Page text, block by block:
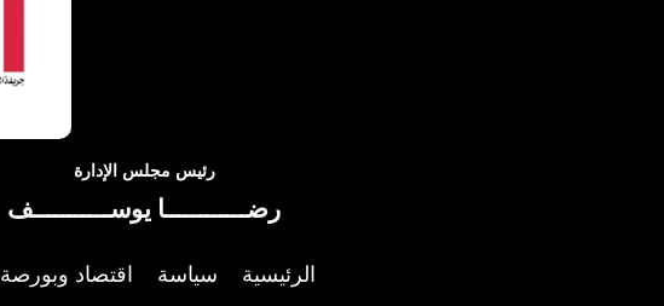
رئيس مجلس الإدارة
رضــــــــــــا يوســـــــــــف
الرئيسية سياسة اقتصاد وبورصة